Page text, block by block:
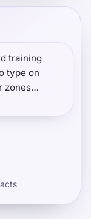
training
type on
zones
than
the